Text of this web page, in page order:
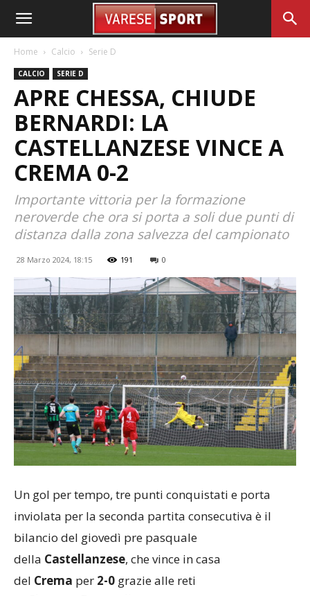
Home Calcio Serie D
CALCIO SERIE D
APRE CHESSA, CHIUDE
BERNARDI: LA
CASTELLANZESE VINCE A
CREMA 0-2
Importante vittoria per la formazione
neroverde che ora si porta a soli due punti di
distanza dalla zona salvezza del campionato
28 Marzo 2024, 18:15 191 0
Un gol per tempo, tre punti conquistati e porta
inviolata per la seconda partita consecutiva è il
bilancio del giovedì pre pasquale
della Castellanzese, che vince in casa
del Crema per 2-0 grazie alle reti